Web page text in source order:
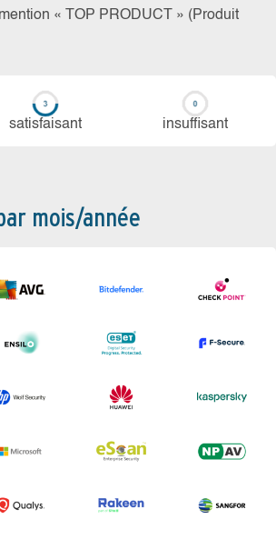
« TOP PRODUCT » (Produit
sa­tis­fai­sant in­suf­fi­sant
mois/année